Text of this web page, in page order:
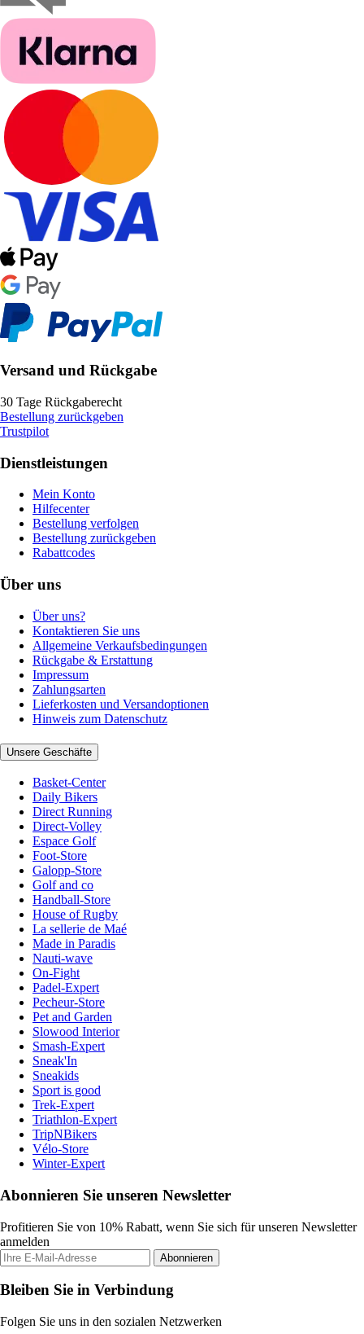
Versand und Rückgabe
30 Tage Rückgaberecht
Bestellung zurückgeben
Trustpilot
Dienstleistungen
Mein Konto
Hilfecenter
Bestellung verfolgen
Bestellung zurückgeben
Rabattcodes
Über uns
Über uns?
Kontaktieren Sie uns
Allgemeine Verkaufsbedingungen
Rückgabe & Erstattung
Impressum
Zahlungsarten
Lieferkosten und Versandoptionen
Hinweis zum Datenschutz
Unsere Geschäfte
Basket-Center
Daily Bikers
Direct Running
Direct-Volley
Espace Golf
Foot-Store
Galopp-Store
Golf and co
Handball-Store
House of Rugby
La sellerie de Maé
Made in Paradis
Nauti-wave
On-Fight
Padel-Expert
Pecheur-Store
Pet and Garden
Slowood Interior
Smash-Expert
Sneak'In
Sneakids
Sport is good
Trek-Expert
Triathlon-Expert
TripNBikers
Vélo-Store
Winter-Expert
Abonnieren Sie unseren Newsletter
Profitieren Sie von 10% Rabatt, wenn Sie sich für unseren Newsletter
anmelden
Abonnieren
Bleiben Sie in Verbindung
Folgen Sie uns in den sozialen Netzwerken